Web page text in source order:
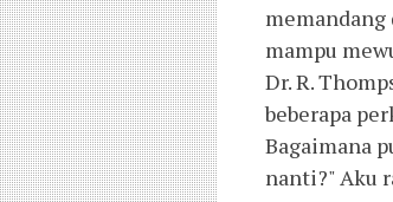
memandang
mampu
Dr. R.
beberapa
Bagaimana
nanti?" Aku